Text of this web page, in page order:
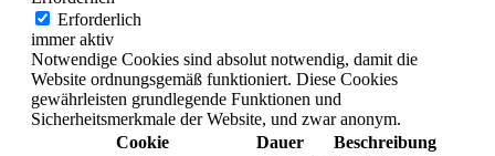
Erforderlich
immer aktiv
Notwendige Cookies sind absolut notwendig, damit die
Website ordnungsgemäß funktioniert. Diese Cookies
gewährleisten grundlegende Funktionen und
Sicherheitsmerkmale der Website, und zwar anonym.
Cookie
Dauer Beschreibung